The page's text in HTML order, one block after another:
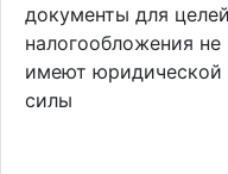
документы для целей
налогообложения не
имеют юридической
силы